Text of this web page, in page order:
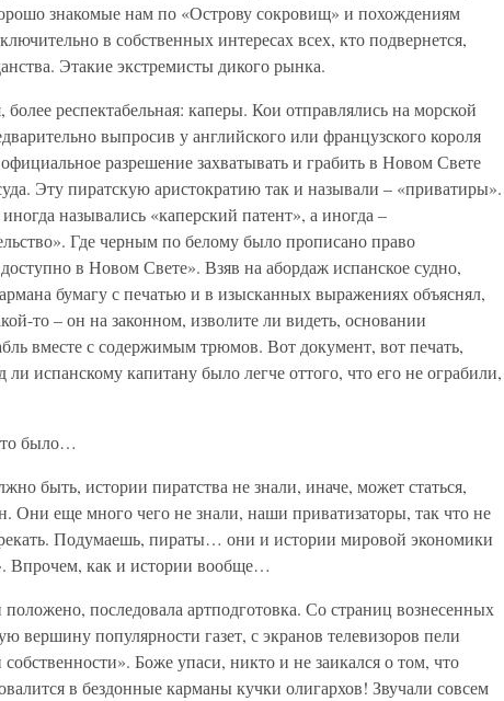
знакомые нам по «Острову сокровищ» и похождениям
в собственных интересах всех, кто подвернется,
Этакие экстремисты дикого рынка.
респектабельная: каперы. Кои отправлялись на морской
выпросив у английского или французского короля
разрешение захватывать и грабить в Новом Свете
Эту пиратскую аристократию так и называли – «приватиры».
назывались «каперский патент», а иногда –
Где черным по белому было прописано право
в Новом Свете». Взяв на абордаж испанское судно,
бумагу с печатью и в изысканных выражениях объяснял,
то – он на законном, изволите ли видеть, основании
вместе с содержимым трюмов. Вот документ, вот печать,
ли испанскому капитану было легче оттого, что его не ограбили,
было…
быть, истории пиратства не знали, иначе, может статься,
Они еще много чего не знали, наши приватизаторы, так что не
Подумаешь, пираты… они и истории мировой экономики
Впрочем, как и истории вообще…
последовала артподготовка. Со страниц вознесенных
вершину популярности газет, с экранов телевизоров пели
Боже упаси, никто и не заикался о том, что
в бездонные карманы кучки олигархов! Звучали совсем